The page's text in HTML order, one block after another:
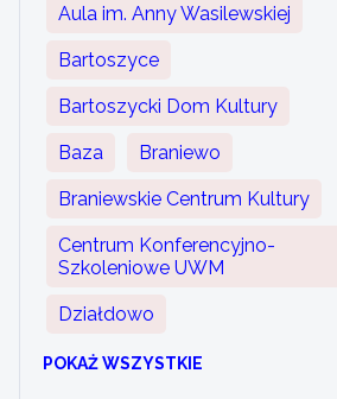
Aula im. Anny Wasilewskiej
Bartoszyce
Bartoszycki Dom Kultury
Baza Braniewo
Braniewskie Centrum Kultury
Centrum Konferencyjno-
Szkoleniowe UWM
Działdowo
POKAŻ WSZYSTKIE